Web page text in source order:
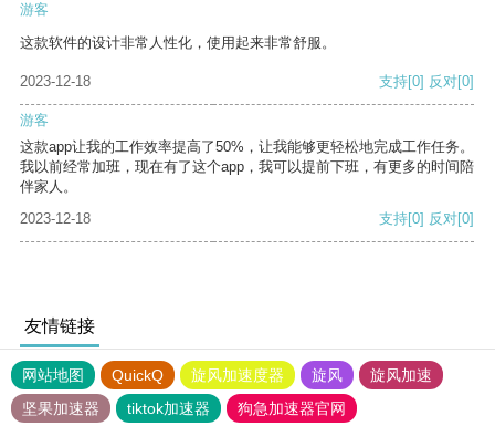
游客
这款软件的设计非常人性化，使用起来非常舒服。
2023-12-18 支持[0] 反对[0]
游客
这款app让我的工作效率提高了50%，让我能够更轻松地完成工作任务。
我以前经常加班，现在有了这个app，我可以提前下班，有更多的时间陪
伴家人。
2023-12-18
支持[0] 反对[0]
友情链接
网站地图 QuickQ 旋风加速度器 旋风
旋风加速
坚果加速器
tiktok加速器 狗急加速器官网